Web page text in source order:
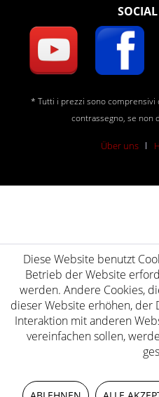
* Tutti i prezzi sono comprensivi
contrassegno, se non
Über uns
Diese Website benutzt
Betrieb der Website
werden. Andere Cookies,
dieser Website erhöhen,
Interaktion mit anderen
vereinfachen sollen,